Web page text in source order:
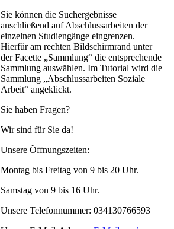
Sie können die Suchergebnisse
anschließend auf Abschlussarbeiten der
einzelnen Studiengänge eingrenzen.
Hierfür am rechten Bildschirmrand unter
der Facette „Sammlung“ die entsprechende
Sammlung auswählen. Im Tutorial wird die
Sammlung „Abschlussarbeiten Soziale
Arbeit“ angeklickt.
Sie haben Fragen?
Wir sind für Sie da!
Unsere Öffnungszeiten:
Montag bis Freitag von 9 bis 20 Uhr.
Samstag von 9 bis 16 Uhr.
Unsere Telefonnummer: 034130766593